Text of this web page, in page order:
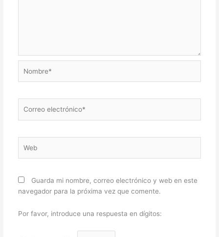
electrónico*
Guarda mi nombre, correo electrónico y web en este
navegador para la próxima vez que comente.
Por favor, introduce una respuesta en dígitos: